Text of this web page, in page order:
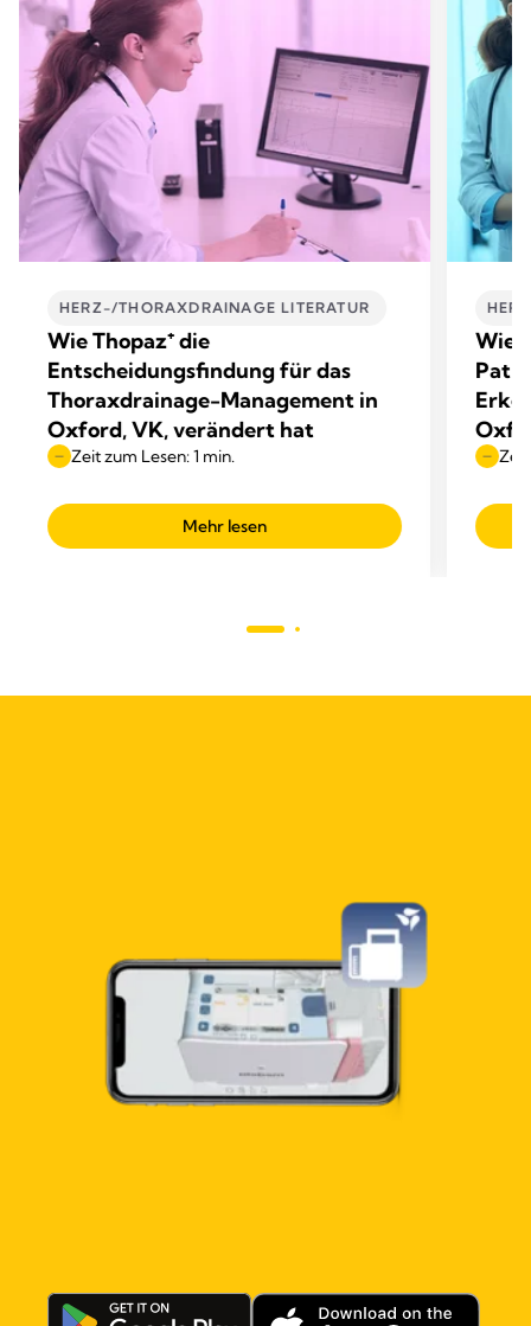
HERZ-/THORAXDRAINAGE LITERATUR ​
Wie Thopaz⁺ die
Entscheidungsfindung für das
Thoraxdrainage-Management in
Oxford, VK, verändert hat
Zeit zum Lesen: 1 min.
Mehr lesen
Wie
Zeit